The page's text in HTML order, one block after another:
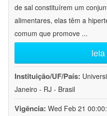
de sal constituírem um
alimentares, elas têm a
comum que promove ...
Instituição/UF/País:
Janeiro - RJ - Brasil
Vigência: Wed Feb 21